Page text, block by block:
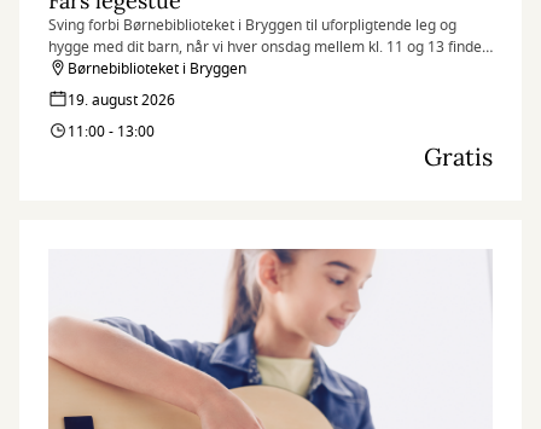
Sving forbi Børnebiblioteket i Bryggen til uforpligtende leg og
hygge med dit barn, når vi hver onsdag mellem kl. 11 og 13 finder
legetøjet frem og inviterer til Fars legestue.
Børnebiblioteket i Bryggen
19. august 2026
11:00 - 13:00
Gratis